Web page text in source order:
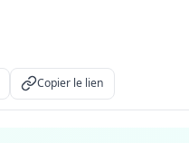
Copier le lien